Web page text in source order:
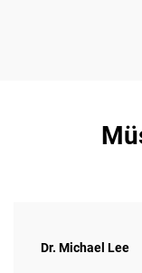
Dr. Michael Lee